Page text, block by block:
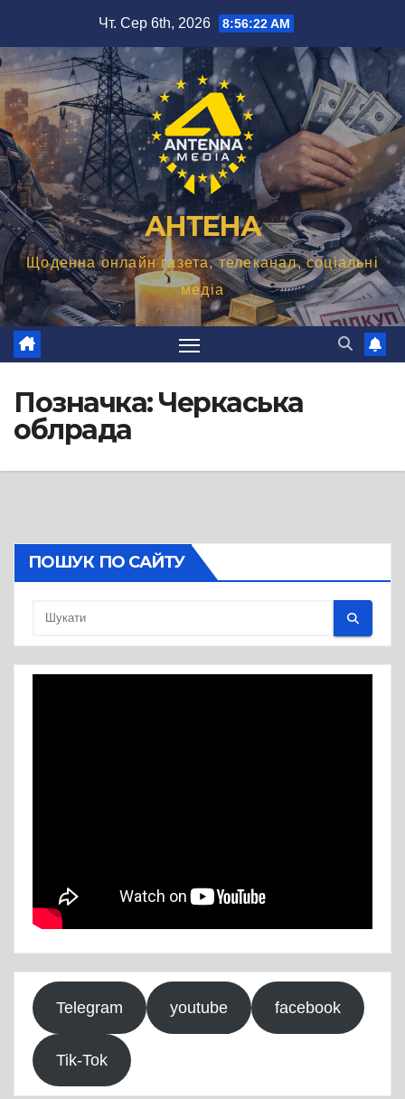
вмісту
Чт. Сер 6th, 2026 8:56:23 AM
АНТЕНА
Щоденна онлайн газета, телеканал, соціальні
медіа
Позначка:Черкаська
облрада
ПОШУК ПО САЙТУ
Telegram youtube facebook
Tik-Tok